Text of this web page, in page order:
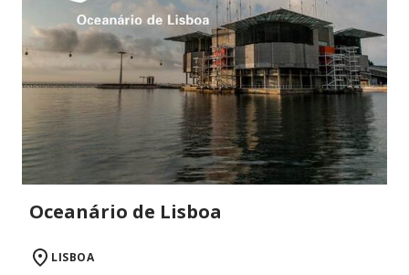
Oceanário de Lisboa
LISBOA